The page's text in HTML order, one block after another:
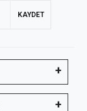
KAYDET